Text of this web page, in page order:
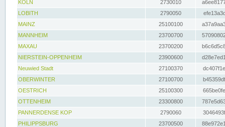
KÖLN
2730010
LOBITH
2790050
MAINZ
25100100
MANNHEIM
23700700
MAXAU
23700200
NIERSTEIN-OPPENHEIM
23900600
Neuwied Stadt
27100370
OBERWINTER
27100700
OESTRICH
25100300
OTTENHEIM
23300800
PANNERDENSE KOP
2790060
PHILIPPSBURG
23700500